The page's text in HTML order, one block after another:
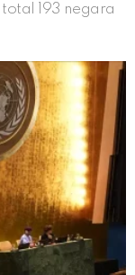
total 193 negara